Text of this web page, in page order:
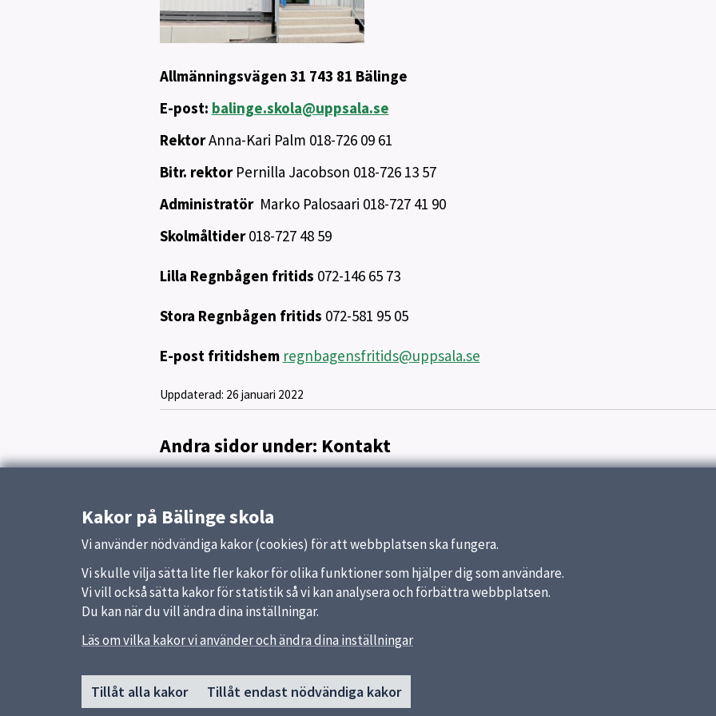
Allmänningsvägen 31 743 81 Bälinge
E-post: balinge.skola@uppsala.se
RektorAnna-Kari Palm 018-726 09 61
Bitr. rektor Pernilla Jacobson 018-726 13 57
Administratör Marko Palosaari 018-727 41 90
Skolmåltider018-727 48 59
Lilla Regnbågen fritids 072-146 65 73
Stora Regnbågen fritids 072-581 95 05
E-post fritidshem regnbagensfritids@uppsala.se
Uppdaterad: 26 januari 2022
Andra sidor under: Kontakt
Kakor på Bälinge skola
Vi använder nödvändiga kakor (cookies) för att webbplatsen ska fungera.
Vi skulle vilja sätta lite fler kakor för olika funktioner som hjälper dig som användare.
Vi vill också sätta kakor för statistik så vi kan analysera och förbättra webbplatsen.
Du kan när du vill ändra dina inställningar.
Läs om vilka kakor vi använder och ändra dina inställningar
Tillåt alla kakor Tillåt endast nödvändiga kakor
SidfotHuvudmeny
Start
Snabblänkar
Uppsala kommun